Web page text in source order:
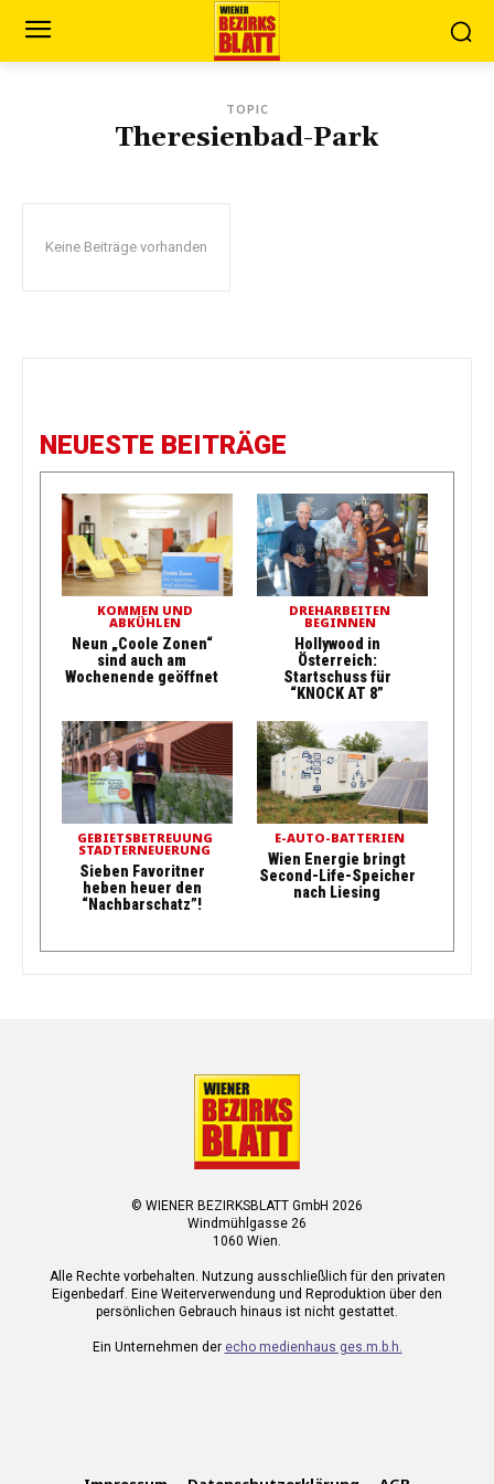
TOPIC
Theresienbad-Park
Keine Beiträge vorhanden
NEUESTE BEITRÄGE
KOMMEN UND
ABKÜHLEN
Neun „Coole Zonen“
sind auch am
Wochenende geöffnet
DREHARBEITEN
BEGINNEN
Hollywood in
Österreich:
Startschuss für
“KNOCK AT 8”
GEBIETSBETREUUNG
STADTERNEUERUNG
Sieben Favoritner
heben heuer den
“Nachbarschatz”!
E-AUTO-BATTERIEN
Wien Energie bringt
Second-Life-Speicher
nach Liesing
© WIENER BEZIRKSBLATT GmbH 2026
Windmühlgasse 26
1060 Wien.
Alle Rechte vorbehalten. Nutzung ausschließlich für den privaten
Eigenbedarf. Eine Weiterverwendung und Reproduktion über den
persönlichen Gebrauch hinaus ist nicht gestattet.
Ein Unternehmen der echo medienhaus ges.m.b.h.